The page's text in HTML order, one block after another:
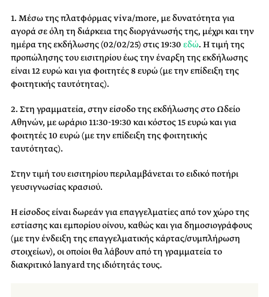
1. Μέσω της πλατφόρμας viva/more, με δυνατότητα για
αγορά σε όλη τη διάρκεια της διοργάνωσής της, μέχρι και την
ημέρα της εκδήλωσης (02/02/25) στις 19:30 εδώ. Η τιμή της
προπώλησης του εισιτηρίου έως την έναρξη της εκδήλωσης
είναι 12 ευρώ και για φοιτητές 8 ευρώ (με την επίδειξη της
φοιτητικής ταυτότητας).
2. Στη γραμματεία, στην είσοδο της εκδήλωσης στο Ωδείο
Αθηνών, με ωράριο 11:30-19:30 και κόστος 15 ευρώ και για
φοιτητές 10 ευρώ (με την επίδειξη της φοιτητικής
ταυτότητας).
Στην τιμή του εισιτηρίου περιλαμβάνεται το ειδικό ποτήρι
γευσιγνωσίας κρασιού.
Η είσοδος είναι δωρεάν για επαγγελματίες από τον χώρο της
εστίασης και εμπορίου οίνου, καθώς και για δημοσιογράφους
(με την ένδειξη της επαγγελματικής κάρτας/συμπλήρωση
στοιχείων), οι οποίοι θα λάβουν από τη γραμματεία το
διακριτικό lanyard της ιδιότητάς τους.